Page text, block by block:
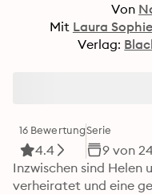
Von
Mit Laura
Verlag:
16 Bewertung
4.4
Serie
9 von
Inzwischen sind Helen
verheiratet und eine